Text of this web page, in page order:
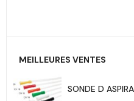
MEILLEURES VENTES
SONDE D